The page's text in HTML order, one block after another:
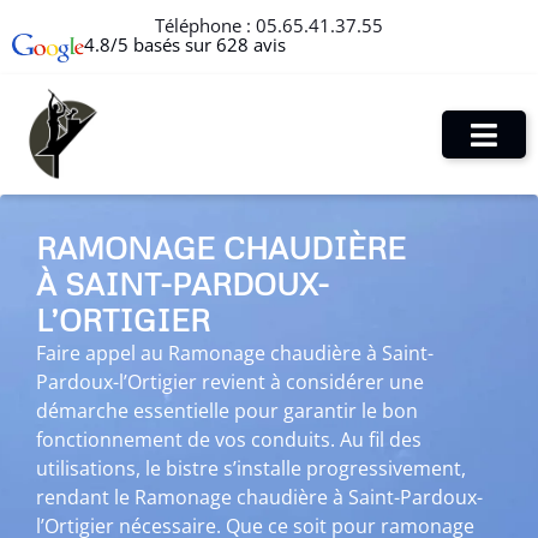
Téléphone : 05.65.41.37.55
4.8/5 basés sur 628 avis
RAMONAGE CHAUDIÈRE
À SAINT-PARDOUX-
L’ORTIGIER
Faire appel au Ramonage chaudière à Saint-
Pardoux-l’Ortigier revient à considérer une
démarche essentielle pour garantir le bon
fonctionnement de vos conduits. Au fil des
utilisations, le bistre s’installe progressivement,
rendant le Ramonage chaudière à Saint-Pardoux-
l’Ortigier nécessaire. Que ce soit pour ramonage